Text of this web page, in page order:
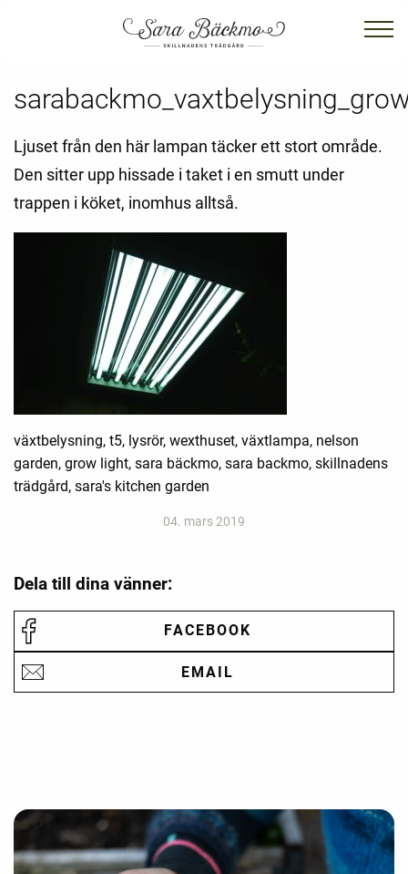
Ljuset från den här lampan täcker ett stort område.
Den sitter upp hissade i taket i en smutt under
trappen i köket, inomhus alltså.
växtbelysning, t5, lysrör, wexthuset, växtlampa, nelson
garden, grow light, sara bäckmo, sara backmo, skillnadens
trädgård, sara's kitchen garden
04. mars 2019
Dela till dina vänner:
FACEBOOK
EMAIL